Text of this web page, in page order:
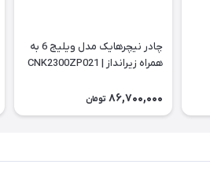
چادر نیچرهایک مدل ویلیج 6 به
همراه زیرانداز | CNK2300ZP021
86,700,000 تومان